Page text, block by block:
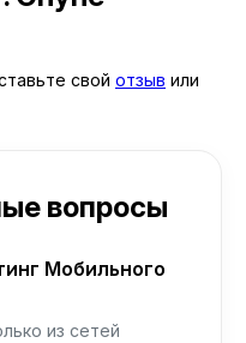
свой отзыв или
вопросы
Мобильного
из сетей